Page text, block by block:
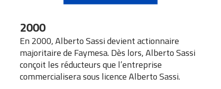
2000
En 2000, Alberto Sassi devient actionnaire
majoritaire de Faymesa. Dès lors, Alberto Sassi
conçoit les réducteurs que l’entreprise
commercialisera sous licence Alberto Sassi.